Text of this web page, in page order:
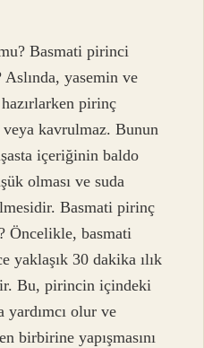
Basmati pirinci
Aslında, yasemin ve
pirinç
veya kavrulmaz. Bunun
içeriğinin baldo
olması ve suda
Basmati pirinç
Öncelikle, basmati
yaklaşık 30 dakika ılık
Bu, pirincin içindeki
yardımcı olur ve
birbirine yapışmasını